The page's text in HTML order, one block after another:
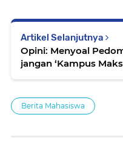
Artikel Selanjutnya
Opini: Menyoal
jangan ‘Kampus
Berita Mahasiswa